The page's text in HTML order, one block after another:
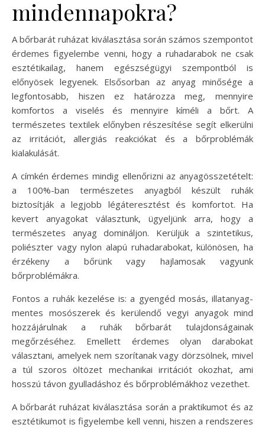
mindennapokra?
A bőrbarát ruházat kiválasztása során számos szempontot
érdemes figyelembe venni, hogy a ruhadarabok ne csak
esztétikailag, hanem egészségügyi szempontból is
előnyösek legyenek. Elsősorban az anyag minősége a
legfontosabb, hiszen ez határozza meg, mennyire
komfortos a viselés és mennyire kíméli a bőrt. A
természetes textilek előnyben részesítése segít elkerülni
az irritációt, allergiás reakciókat és a bőrproblémák
kialakulását.
A címkén érdemes mindig ellenőrizni az anyagösszetételt:
a 100%-ban természetes anyagból készült ruhák
biztosítják a legjobb légáteresztést és komfortot. Ha
kevert anyagokat választunk, ügyeljünk arra, hogy a
természetes anyag domináljon. Kerüljük a szintetikus,
poliészter vagy nylon alapú ruhadarabokat, különösen, ha
érzékeny a bőrünk vagy hajlamosak vagyunk
bőrproblémákra.
Fontos a ruhák kezelése is: a gyengéd mosás, illatanyag-
mentes mosószerek és kerülendő vegyi anyagok mind
hozzájárulnak a ruhák bőrbarát tulajdonságainak
megőrzéséhez. Emellett érdemes olyan darabokat
választani, amelyek nem szorítanak vagy dörzsölnek, mivel
a túl szoros öltözet mechanikai irritációt okozhat, ami
hosszú távon gyulladáshoz és bőrproblémákhoz vezethet.
A bőrbarát ruházat kiválasztása során a praktikumot és az
esztétikumot is figyelembe kell venni, hiszen a rendszeres